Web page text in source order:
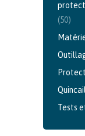
(50)
Tests